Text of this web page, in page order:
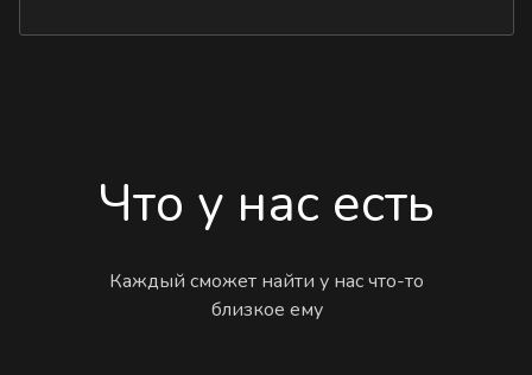
Что у нас есть
Каждый сможет найти у нас что-то
близкое ему